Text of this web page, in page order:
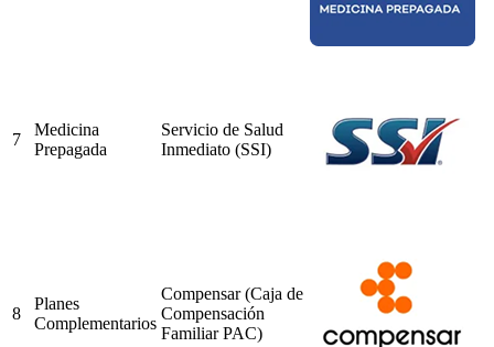
7
Medicina
Prepagada
Servicio de Salud
Inmediato (SSI)
8
Planes
Complementarios
Compensar (Caja de
Compensación
Familiar PAC)